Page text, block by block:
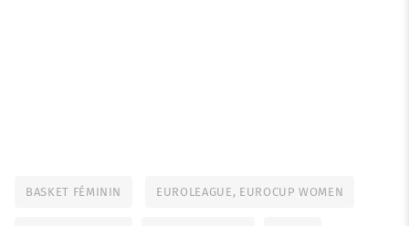
BASKET FÉMININ EUROLEAGUE, EUROCUP WOMEN